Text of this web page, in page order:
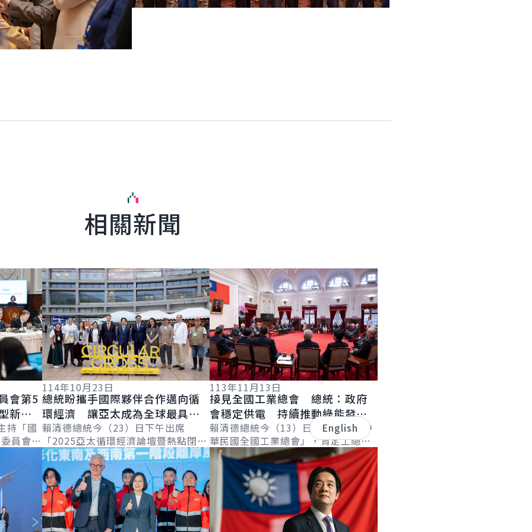
相關新聞
會第5
新
持「國
員會
境部
詳細內容
114年10月23日
總統盼攜手國際夥伴合作邁向循
環經濟 讓亞太成為全球最具行
動力的區域
賴清德總統今（23）日下午出席
「2025亞太循環經濟論壇暨熱點閉幕
式」時表示，氣候變遷與資源短缺已
成為人類最嚴峻的挑戰，臺灣因資源
有限而培養...
詳細內容
113年11月13日
接見全國工業總會 總統：政府
會穩定供電 持續推動綠能發
展 並提出對策解決缺工問題
盼共同合作落實低碳工作及因應
氣候變遷
賴清德總統今（13）日下午接見「中
華民國全國工業總會」，肯定工總是
全國產業龍頭，也是政府和產業重要
溝通橋梁，對臺灣經濟發展貢獻良
多。並指出，...
詳細內容 詳細內容
English